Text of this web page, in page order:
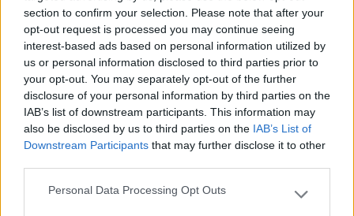
section to confirm your selection. Please note that after your
opt-out request is processed you may continue seeing
interest-based ads based on personal information utilized by
us or personal information disclosed to third parties prior to
your opt-out. You may separately opt-out of the further
disclosure of your personal information by third parties on the
IAB’s list of downstream participants. This information may
also be disclosed by us to third parties on the IAB’s List of
Downstream Participants that may further disclose it to other
Please note that this website/app uses one or more Google
Personal Data Processing Opt Outs
Perchè mai, scorgiamo la pagliuzza nell''occhio e non vediamo
le montagne, le campagne, gli uliveti? Viaggiate gente
Viaggiate......
Modificato da matrix1966 il 23/03/2017 alle 14:05:53
mtravel
-
Vedo che provieni dal lago maggiore, come prima uscita ti